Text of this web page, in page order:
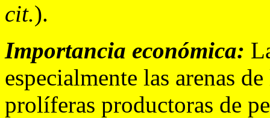
cit.).
Importancia económica:
especialmente las arenas
prolíferas productoras de